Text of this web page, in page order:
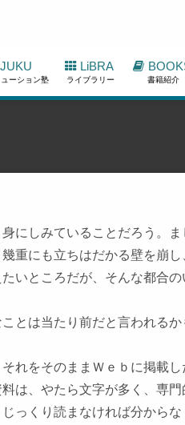
JUKU
ーション塾
LiBRA
ライブラリー 書籍紹介
にしみていることだろう。ま
重にも立ちはだかる壁を崩し
いところだが、そんな都合の
とは当たり前だと言われるか
れをそのままＷｅｂに掲載し
は、やたら文字が多く、専門
っくり読まなければ分からな